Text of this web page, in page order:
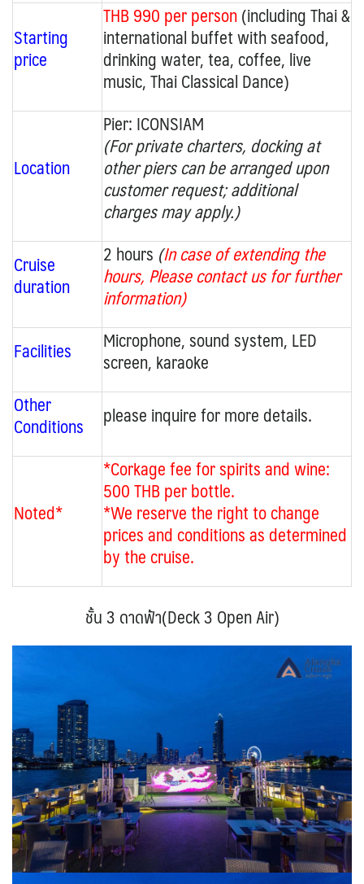
Starting
price
THB 990 per person(including Thai &
international buffet with seafood,
drinking water, tea, coffee, live
music, Thai Classical Dance)
Location
Pier: ICONSIAM
(For private charters, docking at
other piers can be arranged upon
customer request; additional
charges may apply.)
Cruise
duration
2 hours (In case of extending the
hours, Please contact us for further
information)
Facilities
Microphone, sound system, LED
screen, karaoke
Other
Conditions please inquire for more details.
Noted*
*Corkage fee for spirits and wine:
500 THB per bottle.
*We reserve the right to change
prices and conditions as determined
by the cruise.
ชั้น 3 ดาดฟ้า(Deck 3 Open Air)